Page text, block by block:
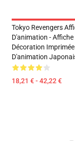
Tokyo Revengers
D'animation - Affiche
Décoration Imprimée
D'animation
18,21 € - 42,22 €